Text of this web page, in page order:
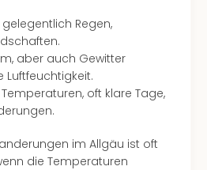
gelegentlich Regen,
aber auch Gewitter
Luftfeuchtigkeit.
Temperaturen, oft klare Tage,
im Allgäu ist oft
die Temperaturen